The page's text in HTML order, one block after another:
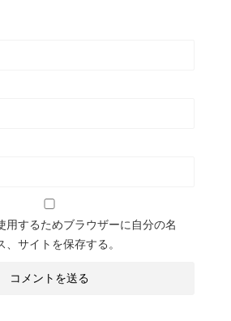
用するためブラウザーに自分の名
サイトを保存する。